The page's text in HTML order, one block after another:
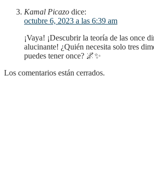
Kamal Picazo dice:
octubre 6, 2023 a las 6:39 am
¡Vaya! ¡Descubrir la teoría de las once dimensiones suena
alucinante! ¿Quién necesita solo tres
puedes tener once? 🌌✨
Los comentarios están cerrados.